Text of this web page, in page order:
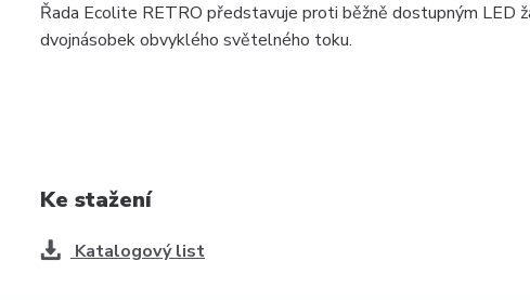
Řada Ecolite RETRO představuje proti běžně dostupným LED
dvojnásobek obvyklého světelného toku.
Ke stažení
Katalogový list